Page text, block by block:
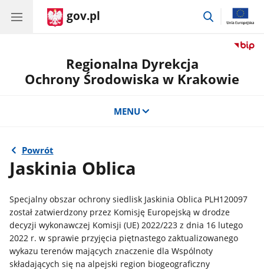
gov.pl
przejdź
Regionalna Dyrekcja
Ochrony Środowiska w Krakowie
MENU
Powrót
Jaskinia Oblica
Specjalny obszar ochrony siedlisk Jaskinia Oblica PLH120097
został zatwierdzony przez Komisję Europejską w drodze
decyzji wykonawczej Komisji (UE) 2022/223 z dnia 16 lutego
2022 r. w sprawie przyjęcia piętnastego zaktualizowanego
wykazu terenów mających znaczenie dla Wspólnoty
składających się na alpejski region biogeograficzny